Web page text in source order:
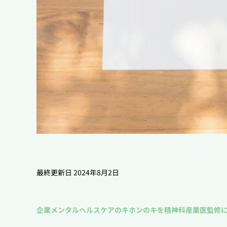
最終更新日 2024年8月2日
企業メンタルヘルスケアのキホンのキを精神科産業医監修